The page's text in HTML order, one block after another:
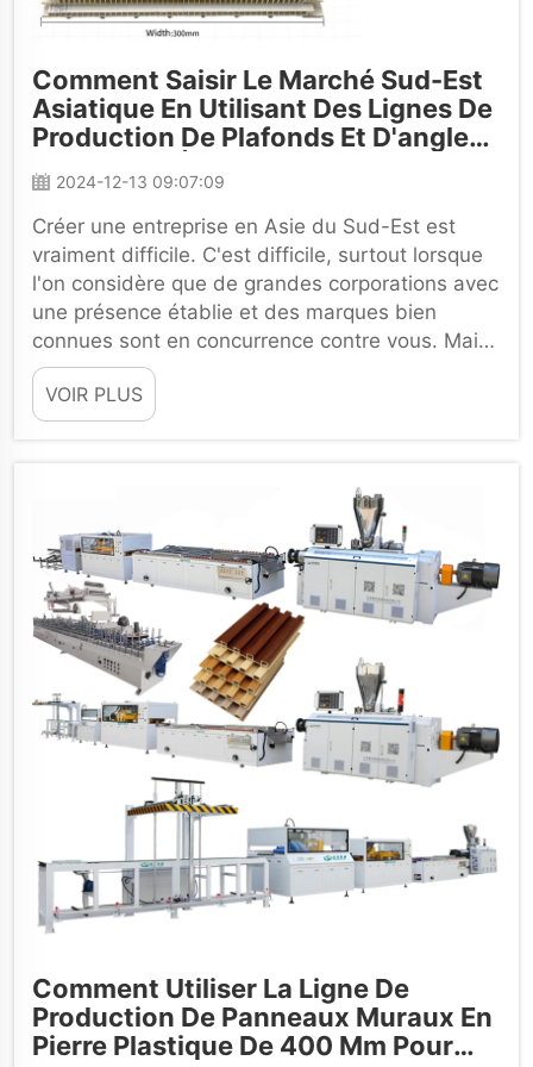
Comment Saisir Le Marché Sud-Est
Asiatique En Utilisant Des Lignes De
Production De Plafonds Et D'angles
De Plafond À Haute Vitesse De 7-
8m/min
2024-12-13 09:07:09
Créer une entreprise en Asie du Sud-Est est
vraiment difficile. C'est difficile, surtout lorsque
l'on considère que de grandes corporations avec
une présence établie et des marques bien
connues sont en concurrence contre vous. Mais
ne vous inquiétez pas. L'Asie du Sud-Est est
également un marché où vous pouvez...
VOIR PLUS
Comment Utiliser La Ligne De
Production De Panneaux Muraux En
Pierre Plastique De 400 Mm Pour